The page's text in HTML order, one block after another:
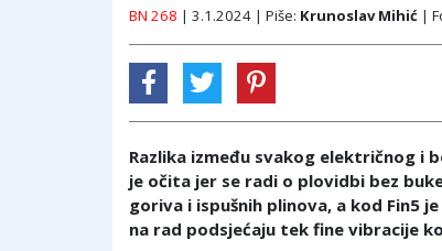
BN 268 | 3.1.2024 | Piše: Krunoslav Mihić |
Razlika između svakog električnog i
je očita jer se radi o plovidbi bez
goriva i ispušnih plinova, a kod Fin5
na rad podsjećaju tek fine vibracije